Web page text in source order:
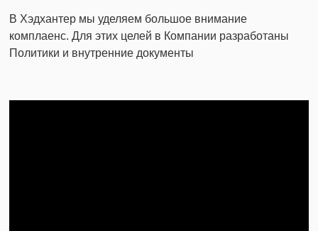
В Хэдхантер мы уделяем большое внимание
комплаенс. Для этих целей в Компании разработаны
Политики и внутренние документы